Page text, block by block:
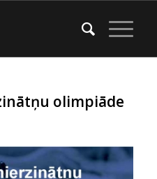
olimpiāde